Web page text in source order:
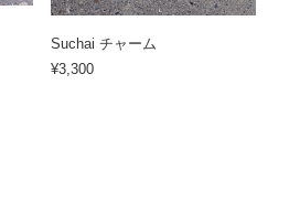
Suchai チャーム
¥3,300